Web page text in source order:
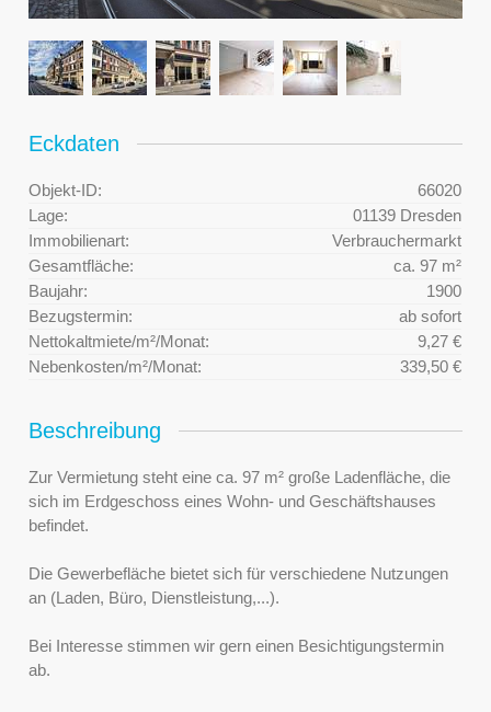
Eckdaten
Objekt-ID:
66020
Lage:
01139 Dresden
Immobilienart:
Verbrauchermarkt
Gesamtfläche:
ca. 97 m²
Baujahr:
1900
Bezugstermin:
ab sofort
Nettokaltmiete/m²/Monat:
9,27 €
Nebenkosten/m²/Monat:
339,50 €
Beschreibung
Zur Vermietung steht eine ca. 97 m² große Ladenfläche, die
sich im Erdgeschoss eines Wohn- und Geschäftshauses
befindet.
Die Gewerbefläche bietet sich für verschiedene Nutzungen
an (Laden, Büro, Dienstleistung,...).
Bei Interesse stimmen wir gern einen Besichtigungstermin
ab.